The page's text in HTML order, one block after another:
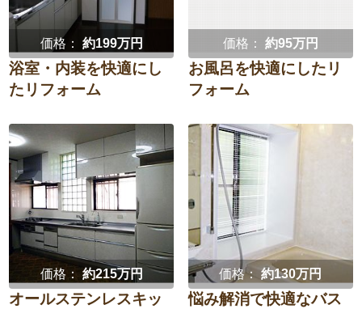
価格： 約199万円
浴室・内装を快適にし
たリフォーム
価格： 約95万円
お風呂を快適にしたリ
フォーム
価格： 約215万円
オールステンレスキッ
価格：約130万円
悩み解消で快適なバス